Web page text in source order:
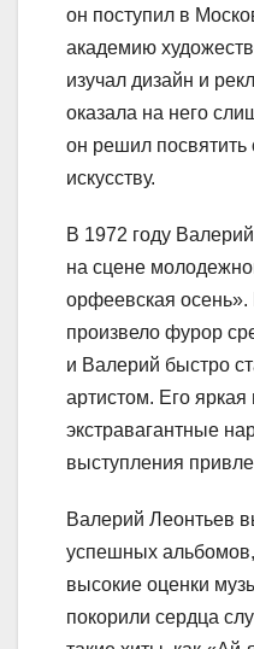
он поступил в
академию
изучал дизайн и
оказала на него
он решил
искусству.
В 1972 году
на сцене
орфеевская
произвело фурор
и Валерий быстро
артистом. Его
экстравагантные
выступления
Валерий Леонтьев
успешных
высокие оценки
покорили сердца